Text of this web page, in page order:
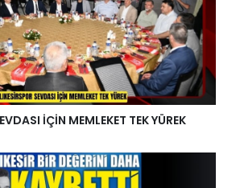
İÇİN MEMLEKET TEK YÜREK